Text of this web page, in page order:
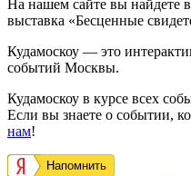
На нашем сайте вы найдете
выставка «Бесценные
Кудамоскоу — это
событий Москвы.
Кудамоскоу в курсе всех
Если вы знаете о событии,
нам!
Напомнить